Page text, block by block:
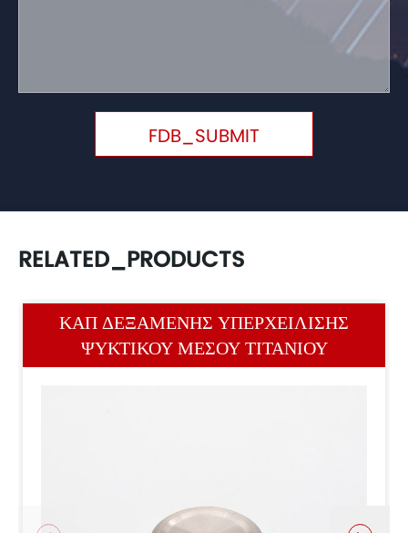
FDB_SUBMIT
RELATED_PRODUCTS
ΚΑΠ ΔΕΞΑΜΕΝΉΣ ΥΠΕΡΧΕΊΛΙΣΗΣ
ΨΥΚΤΙΚΟΎ ΜΈΣΟΥ ΤΙΤΑΝΊΟΥ